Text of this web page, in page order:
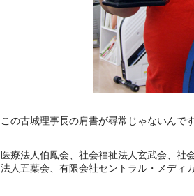
この古城理事長の肩書が尋常じゃないんです
医療法人伯鳳会、社会福祉法人玄武会、社
法人五葉会、有限会社セントラル・メディ